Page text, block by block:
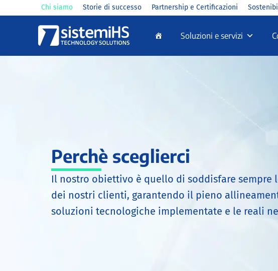
Chi siamo Storie di successo Partnership e Certificazioni
Soluzioni e servizi
Perchè sceglierci
Il nostro obiettivo è quello di soddisfare sempre
dei nostri clienti, garantendo il pieno
soluzioni tecnologiche implementate e le reali